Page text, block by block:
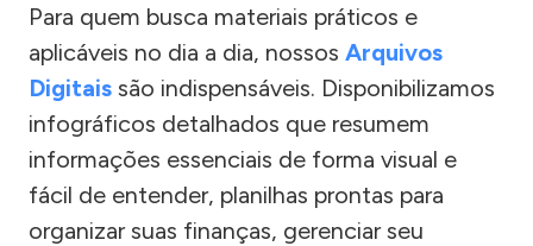
Para quem busca materiais práticos e
aplicáveis no dia a dia, nossos Arquivos
Digitais são indispensáveis. Disponibilizamos
infográficos detalhados que resumem
informações essenciais de forma visual e
fácil de entender, planilhas prontas para
organizar suas finanças, gerenciar seu